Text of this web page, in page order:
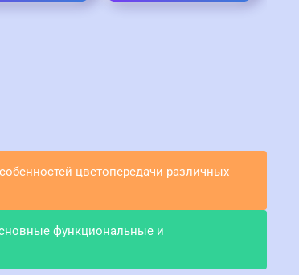
цветопередачи различных
функциональные и